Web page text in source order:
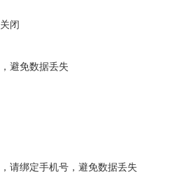
闭
避免数据丢失
请绑定手机号，避免数据丢失